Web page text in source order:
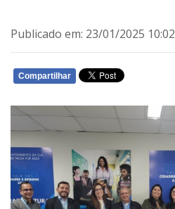
Publicado em: 23/01/2025 10:02
Compartilhar